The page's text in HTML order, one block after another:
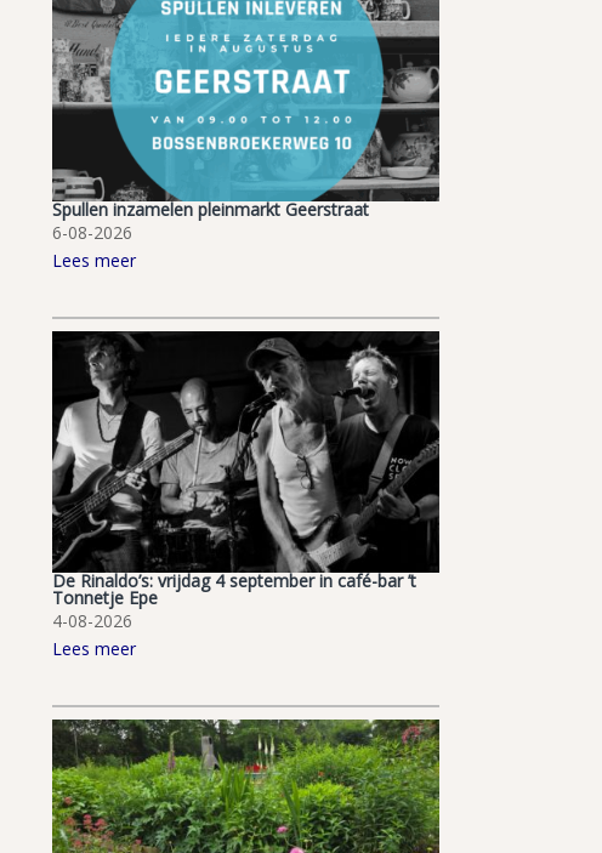
Spullen inzamelen pleinmarkt Geerstraat
6-08-2026
Lees meer
De Rinaldo’s: vrijdag 4 september in café-bar ’t
Tonnetje Epe
4-08-2026
Lees meer